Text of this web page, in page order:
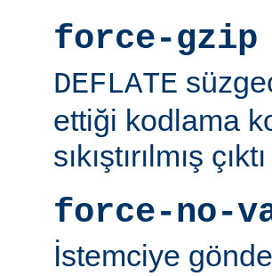
force-gzip
DEFLATE
ettiği kodlama
sıkıştırılmış
force-no-
İstemciye